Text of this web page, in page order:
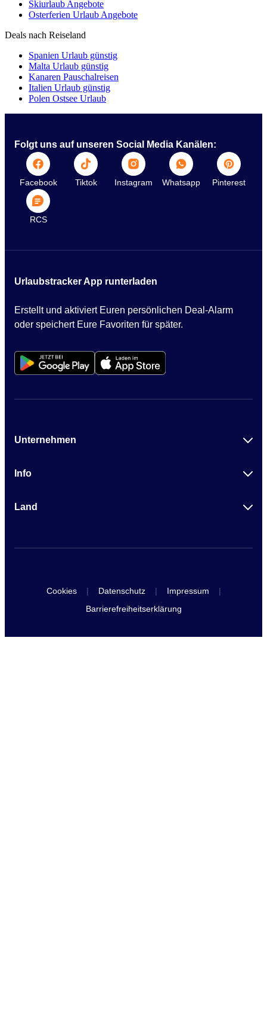
Skiurlaub Angebote
Osterferien Urlaub Angebote
Deals nach Reiseland
Spanien Urlaub günstig
Malta Urlaub günstig
Kanaren Pauschalreisen
Italien Urlaub günstig
Polen Ostsee Urlaub